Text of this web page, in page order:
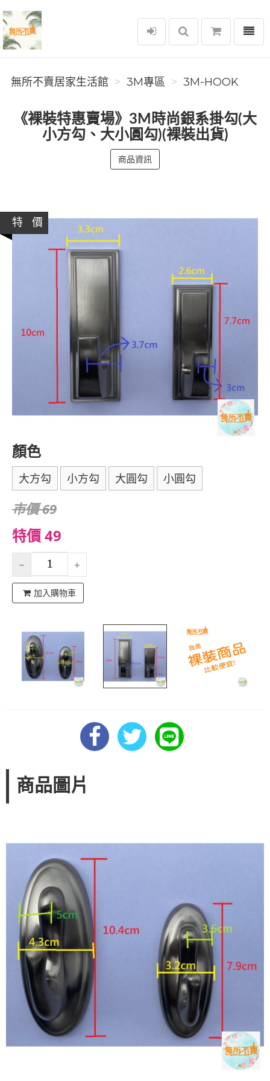
無所不賣居家生活館
選單
無所不賣居家生活館 3M專區 3M-HOOK
《裸裝特惠賣場》3M時尚銀系掛勾(大
小方勾、大小圓勾)(裸裝出貨)
商品資訊
特 價
顏色
大方勾 小方勾 大圓勾 小圓勾
市價 69
特價 49
加入購物車
商品圖片